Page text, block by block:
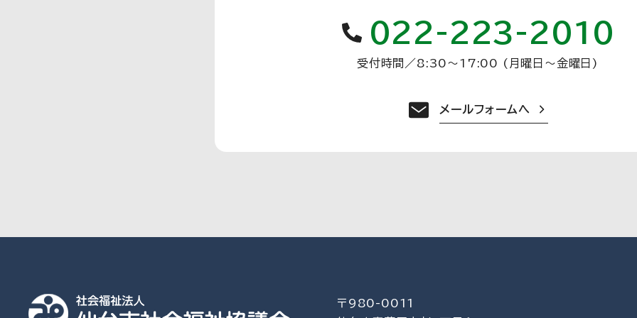
022-223-2010
受付時間 ／8:30〜17:00 (月曜日〜金曜日)
メールフォームへ
〒980-0011